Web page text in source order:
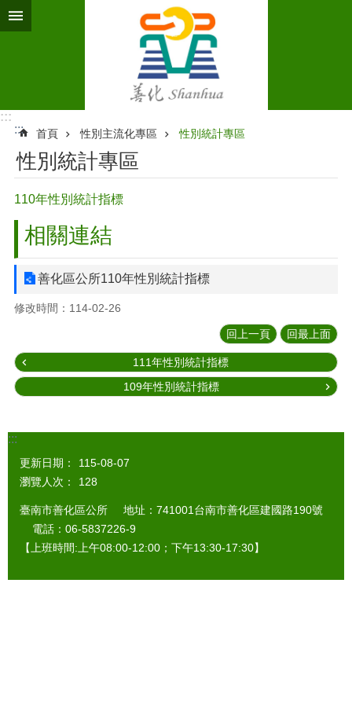
跳到主要內容區塊
:::
:::
首頁 性別主流化專區 性別統計專區
性別統計專區
110年性別統計指標
相關連結
善化區公所110年性別統計指標
修改時間：114-02-26
回上一頁 回最上面
111年性別統計指標
109年性別統計指標
:::
更新日期：
115-08-07
瀏覽人次：
128
臺南市善化區公所 地址：741001台南市善化區建國路190號
電話：06-5837226-9
【上班時間:上午08:00-12:00；下午13:30-17:30】